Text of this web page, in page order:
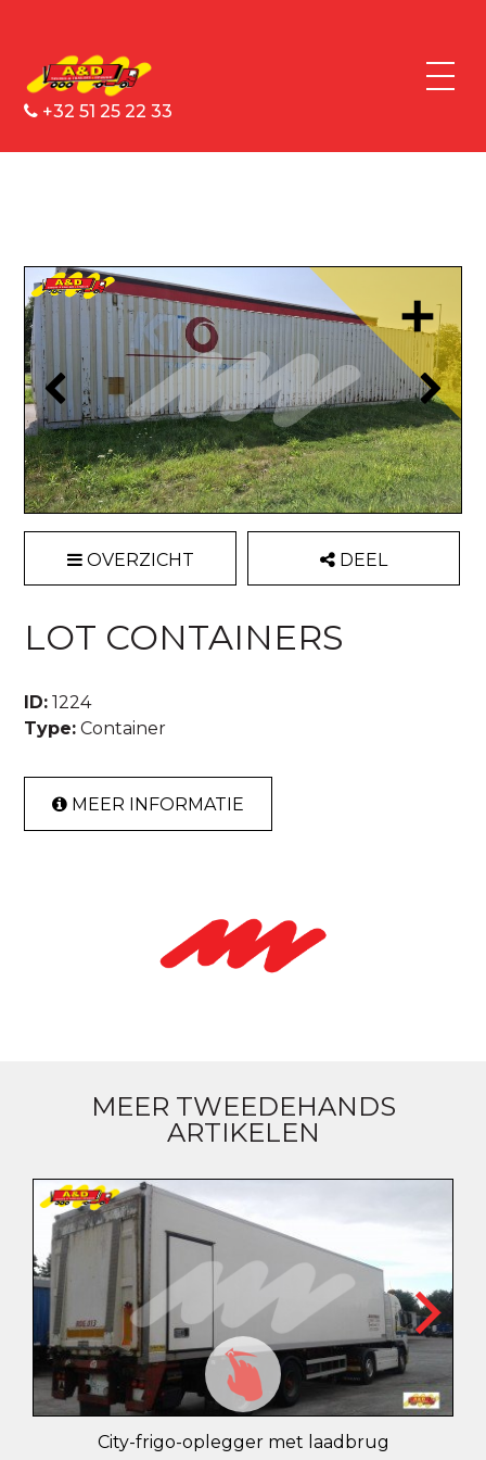
+32 51 25 22 33
OVERZICHT DEEL
LOT CONTAINERS
ID: 1224
Type: Container
MEER INFORMATIE
MEER TWEEDEHANDS
ARTIKELEN
City-frigo-oplegger met laadbrug